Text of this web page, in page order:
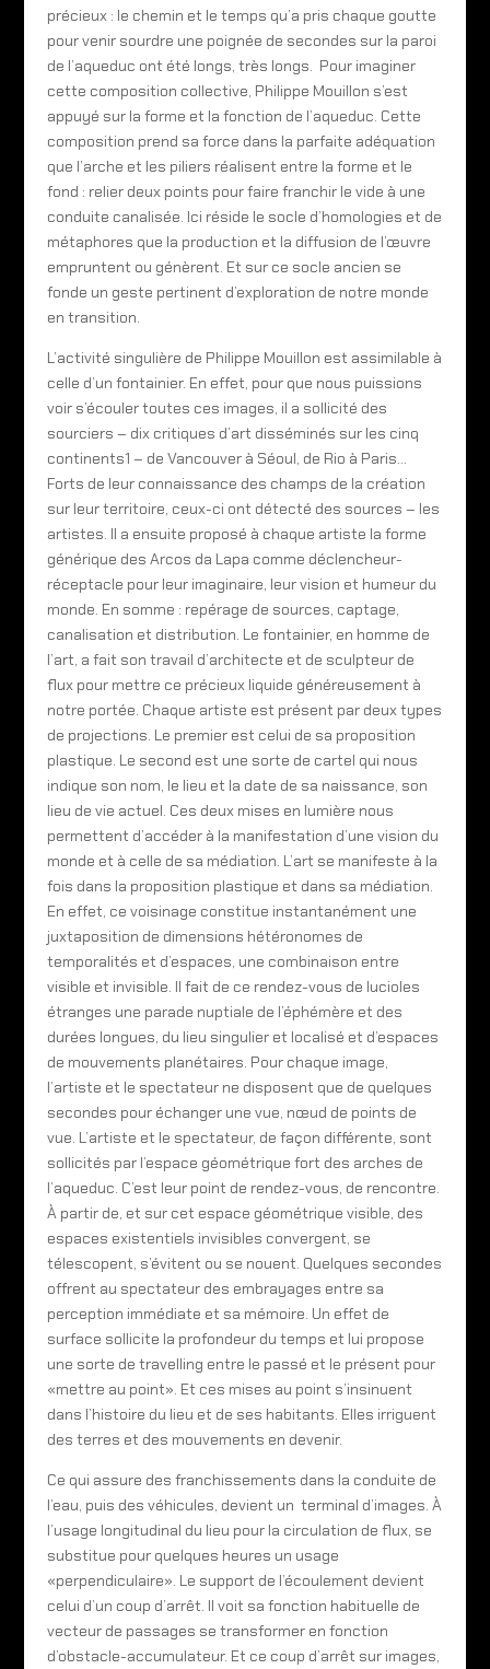
précieux : le chemin et le temps qu’a pris chaque goutte
pour venir sourdre une poignée de secondes sur la paroi
de l’aqueduc ont été longs, très longs. Pour imaginer
cette composition collective, Philippe Mouillon s’est
appuyé sur la forme et la fonction de l’aqueduc. Cette
composition prend sa force dans la parfaite adéquation
que l’arche et les piliers réalisent entre la forme et le
fond : relier deux points pour faire franchir le vide à une
conduite canalisée. Ici réside le socle d’homologies et de
métaphores que la production et la diffusion de l’œuvre
empruntent ou génèrent. Et sur ce socle ancien se
fonde un geste pertinent d’exploration de notre monde
en transition.
L’activité singulière de Philippe Mouillon est assimilable à
celle d’un fontainier. En effet, pour que nous puissions
voir s’écouler toutes ces images, il a sollicité des
sourciers – dix critiques d’art disséminés sur les cinq
continents1 – de Vancouver à Séoul, de Rio à Paris…
Forts de leur connaissance des champs de la création
sur leur territoire, ceux-ci ont détecté des sources – les
artistes. Il a ensuite proposé à chaque artiste la forme
générique des Arcos da Lapa comme déclencheur-
réceptacle pour leur imaginaire, leur vision et humeur du
monde. En somme : repérage de sources, captage,
canalisation et distribution. Le fontainier, en homme de
l’art, a fait son travail d’architecte et de sculpteur de
flux pour mettre ce précieux liquide généreusement à
notre portée. Chaque artiste est présent par deux types
de projections. Le premier est celui de sa proposition
plastique. Le second est une sorte de cartel qui nous
indique son nom, le lieu et la date de sa naissance, son
lieu de vie actuel. Ces deux mises en lumière nous
permettent d’accéder à la manifestation d’une vision du
monde et à celle de sa médiation. L’art se manifeste à la
fois dans la proposition plastique et dans sa médiation.
En effet, ce voisinage constitue instantanément une
juxtaposition de dimensions hétéronomes de
temporalités et d’espaces, une combinaison entre
visible et invisible. Il fait de ce rendez-vous de lucioles
étranges une parade nuptiale de l’éphémère et des
durées longues, du lieu singulier et localisé et d’espaces
de mouvements planétaires. Pour chaque image,
l’artiste et le spectateur ne disposent que de quelques
secondes pour échanger une vue, nœud de points de
vue. L’artiste et le spectateur, de façon différente, sont
sollicités par l’espace géométrique fort des arches de
l’aqueduc. C’est leur point de rendez-vous, de rencontre.
À partir de, et sur cet espace géométrique visible, des
espaces existentiels invisibles convergent, se
télescopent, s’évitent ou se nouent. Quelques secondes
offrent au spectateur des embrayages entre sa
perception immédiate et sa mémoire. Un effet de
surface sollicite la profondeur du temps et lui propose
une sorte de travelling entre le passé et le présent pour
«mettre au point». Et ces mises au point s’insinuent
dans l’histoire du lieu et de ses habitants. Elles irriguent
des terres et des mouvements en devenir.
Ce qui assure des franchissements dans la conduite de
l’eau, puis des véhicules, devient un terminal d’images. À
l’usage longitudinal du lieu pour la circulation de flux, se
substitue pour quelques heures un usage
«perpendiculaire». Le support de l’écoulement devient
celui d’un coup d’arrêt. Il voit sa fonction habituelle de
vecteur de passages se transformer en fonction
d’obstacle-accumulateur. Et ce coup d’arrêt sur images,